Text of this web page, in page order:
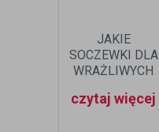
JAKIE
SOCZEWKI DLA
WRAŻLIWYCH
czytaj więcej